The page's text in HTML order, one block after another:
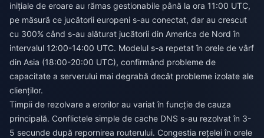
inițiale de eroare au rămas gestionabile până la ora 11:00 UTC,
pe măsură ce jucătorii europeni s-au conectat, dar au crescut
cu 300% când s-au alăturat jucătorii din America de Nord în
intervalul 12:00-14:00 UTC. Modelul s-a repetat în orele de vârf
din Asia (18:00-20:00 UTC), confirmând probleme de
capacitate a serverului mai degrabă decât probleme izolate ale
clienților.
Timpii de rezolvare a erorilor au variat în funcție de cauza
principală. Conflictele simple de cache DNS s-au rezolvat în 3-
5 secunde după repornirea routerului. Congestia rețelei în orele